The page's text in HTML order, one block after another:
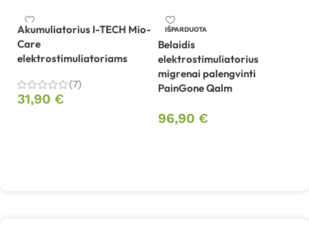
Akumuliatorius I-TECH Mio-
Care
elektrostimuliatoriams
(7)
31,90 €
IŠPARDUOTA
Belaidis
elektrostimuliatorius
migrenai palengvinti
PainGone Qalm
96,90 €